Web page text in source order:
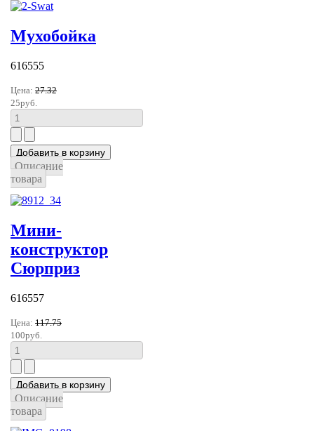
Мухобойка
616555
Цена: 27.32
25руб.
Описание
товара
Мини-
конструктор
Сюрприз
616557
Цена: 117.75
100руб.
Описание
товара